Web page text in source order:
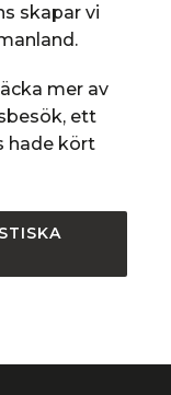
skapar vi
mer av
ett
hade kört